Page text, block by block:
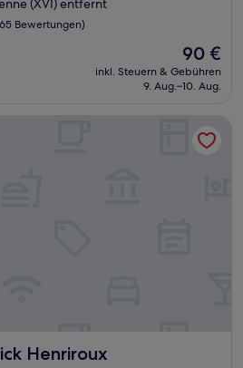
(XVI) entfernt
Bewertungen)
Der
Preis
beträgt
90 €
inkl. Steuern & Gebühren
9. Aug.–10. Aug.
Henriroux